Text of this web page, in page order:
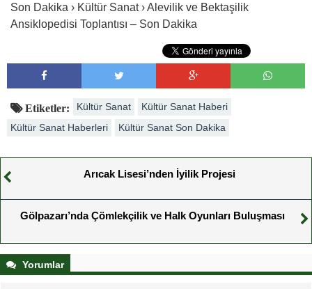
Son Dakika › Kültür Sanat › Alevilik ve Bektaşilik
Ansiklopedisi Toplantısı – Son Dakika
Etiketler: Kültür Sanat
Kültür Sanat Haberi
Kültür Sanat Haberleri
Kültür Sanat Son Dakika
Arıcak Lisesi’nden İyilik Projesi
Gölpazarı’nda Çömlekçilik ve Halk Oyunları Buluşması
Yorumlar